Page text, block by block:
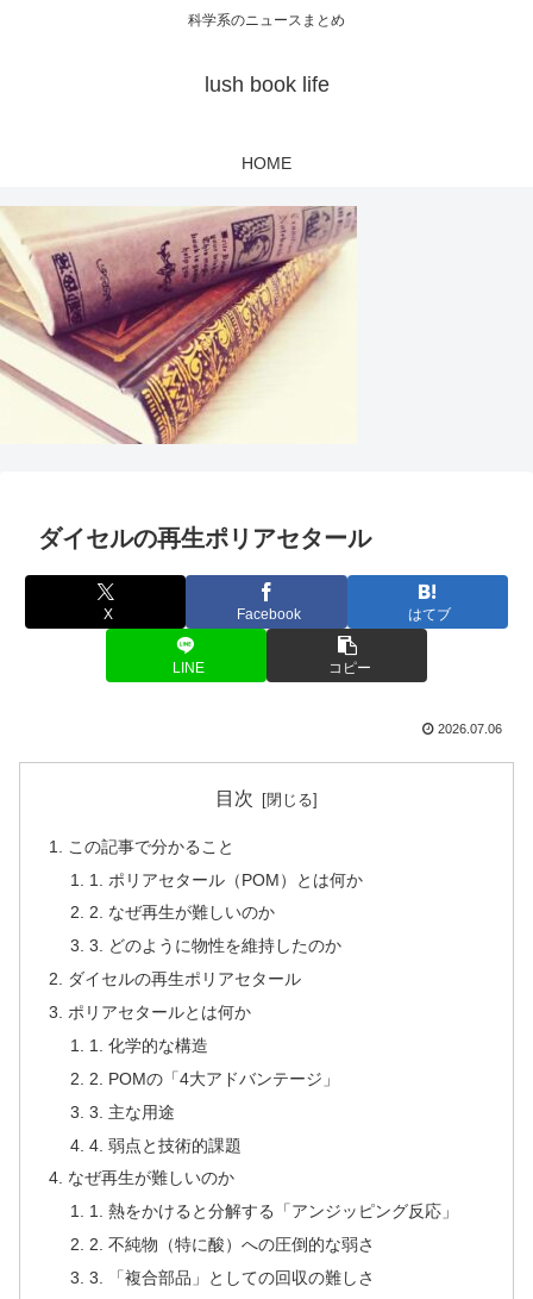
科学系のニュースまとめ
lush book life
HOME
ダイセルの再生ポリアセタール
X Facebook はてブ
LINE コピー
2026.07.06
目次
この記事で分かること
1. ポリアセタール（POM）とは何か
2. なぜ再生が難しいのか
3. どのように物性を維持したのか
ダイセルの再生ポリアセタール
ポリアセタールとは何か
1. 化学的な構造
2. POMの「4大アドバンテージ」
3. 主な用途
4. 弱点と技術的課題
なぜ再生が難しいのか
1. 熱をかけると分解する「アンジッピング反応」
2. 不純物（特に酸）への圧倒的な弱さ
3. 「複合部品」としての回収の難しさ